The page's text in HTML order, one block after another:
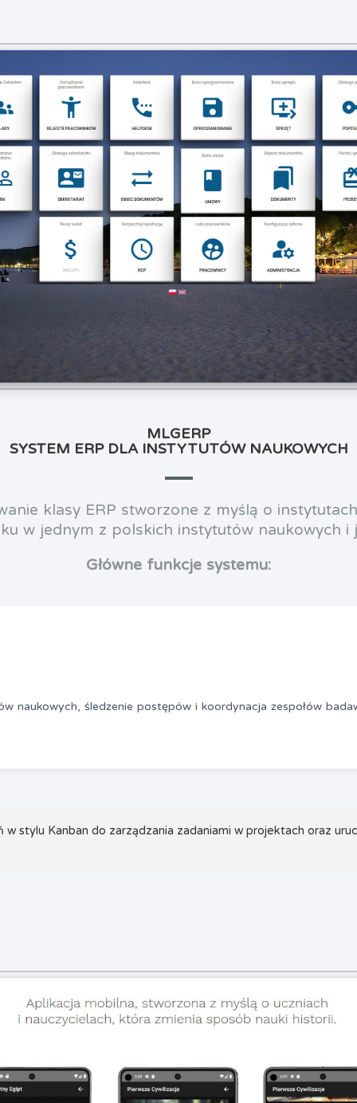
MLGERP
SYSTEM ERP DLA INSTYTUTÓW NAUKOWYCH
klasy ERP stworzone z myślą o
w jednym z polskich instytutów naukowych i
Główne funkcje systemu:
naukowych, śledzenie postępów i koordynacja zespołów
stylu Kanban do zarządzania zadaniami w projektach oraz